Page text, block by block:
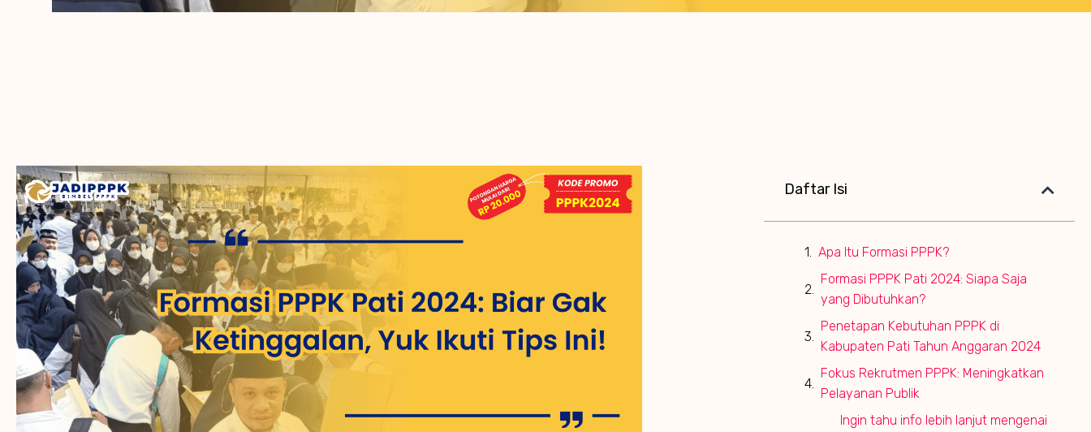
Daftar Isi
Apa Itu Formasi PPPK?
Formasi PPPK Pati 2024: Siapa Saja
yang Dibutuhkan?
Penetapan Kebutuhan PPPK di
Kabupaten Pati Tahun Anggaran 2024
Fokus Rekrutmen PPPK: Meningkatkan
Pelayanan Publik
Ingin tahu info lebih lanjut mengenai